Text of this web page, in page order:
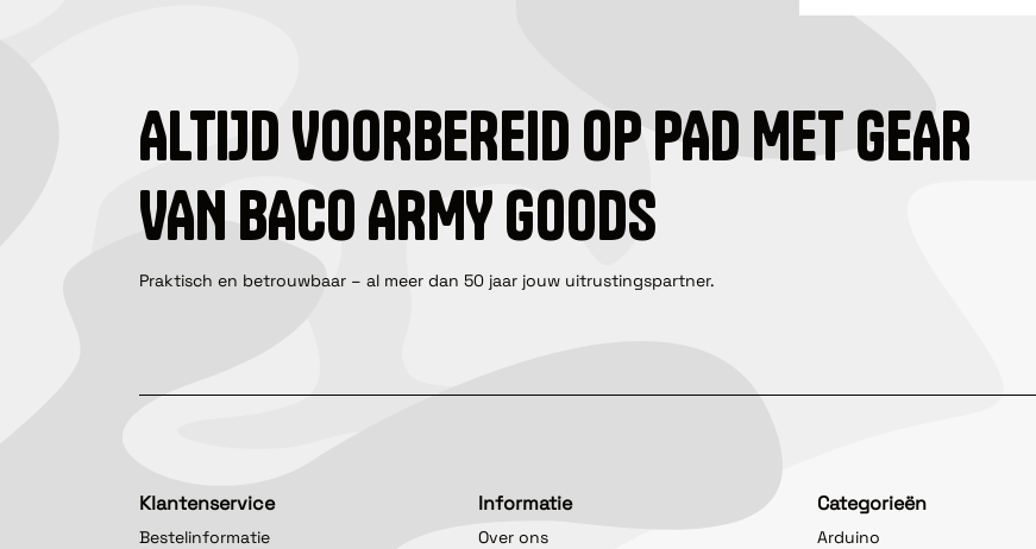
ALTIJD VOORBEREID OP PAD MET GEAR
VAN BACO ARMY GOODS
Praktisch en betrouwbaar – al meer dan 50 jaar jouw uitrustingspartner.
Klantenservice
Bestelinformatie
Informatie
Over ons
Categorieën
Arduino